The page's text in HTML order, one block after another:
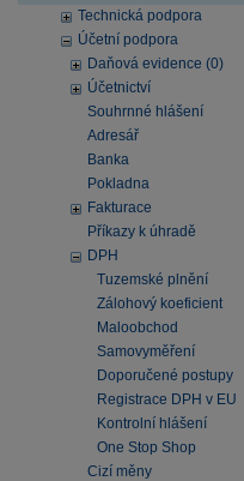
Technická podpora
Účetní podpora
Daňová evidence (0)
Účetnictví
Souhrnné hlášení
Adresář
Banka
Pokladna
Fakturace
Příkazy k úhradě
DPH
Tuzemské plnění
Zálohový koeficient
Maloobchod
Samovyměření
Doporučené postupy
Registrace DPH v EU
Kontrolní hlášení
One Stop Shop
Cizí měny